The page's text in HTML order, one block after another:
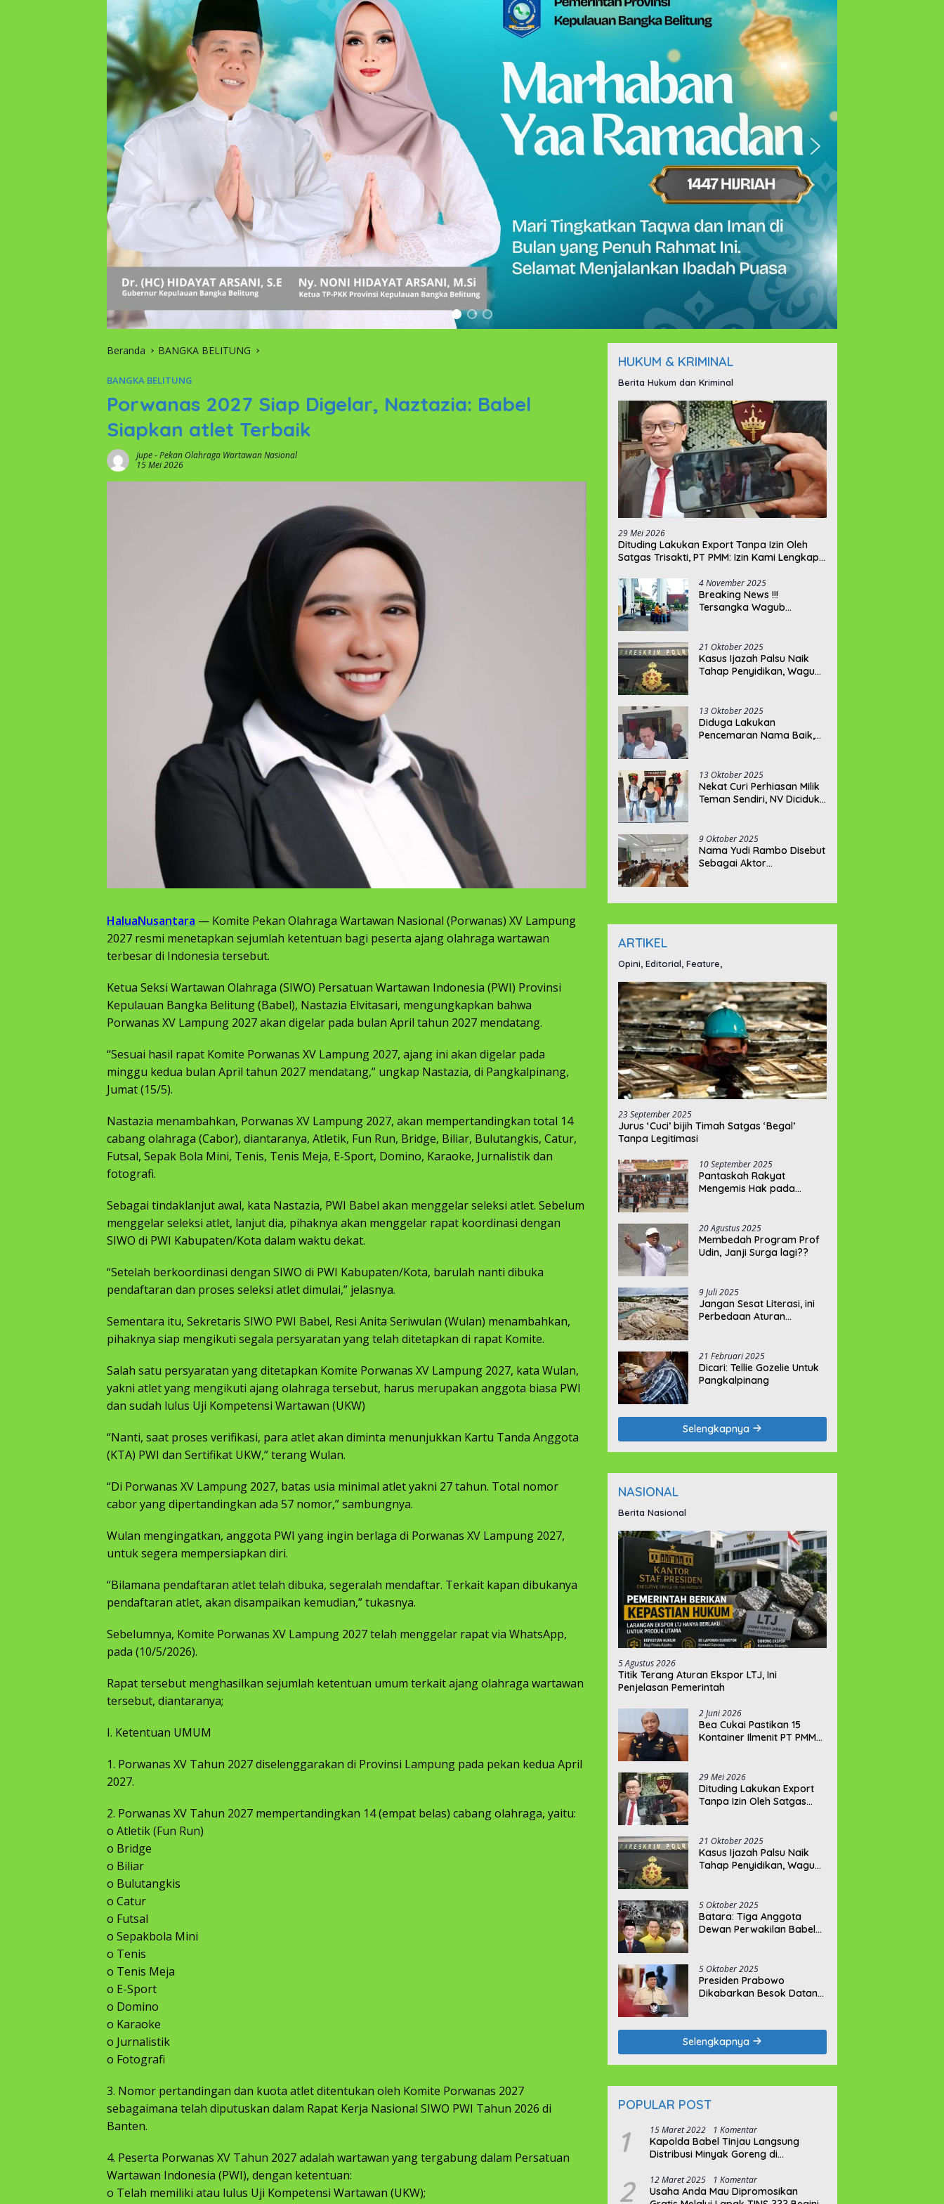
Beranda BANGKA BELITUNG
BANGKA BELITUNG
Porwanas 2027 Siap Digelar, Naztazia: Babel
Siapkan atlet Terbaik
Jupe-Pekan Olahraga Wartawan Nasional
15 Mei 2026
HaluaNusantara — Komite Pekan Olahraga Wartawan Nasional (Porwanas) XV Lampung
2027 resmi menetapkan sejumlah ketentuan bagi peserta ajang olahraga wartawan
terbesar di Indonesia tersebut.
Ketua Seksi Wartawan Olahraga (SIWO) Persatuan Wartawan Indonesia (PWI) Provinsi
Kepulauan Bangka Belitung (Babel), Nastazia Elvitasari, mengungkapkan bahwa
Porwanas XV Lampung 2027 akan digelar pada bulan April tahun 2027 mendatang.
“Sesuai hasil rapat Komite Porwanas XV Lampung 2027, ajang ini akan digelar pada
minggu kedua bulan April tahun 2027 mendatang,” ungkap Nastazia, di Pangkalpinang,
Jumat (15/5).
Nastazia menambahkan, Porwanas XV Lampung 2027, akan mempertandingkan total 14
cabang olahraga (Cabor), diantaranya, Atletik, Fun Run, Bridge, Biliar, Bulutangkis, Catur,
Futsal, Sepak Bola Mini, Tenis, Tenis Meja, E-Sport, Domino, Karaoke, Jurnalistik dan
fotografi.
Sebagai tindaklanjut awal, kata Nastazia, PWI Babel akan menggelar seleksi atlet. Sebelum
menggelar seleksi atlet, lanjut dia, pihaknya akan menggelar rapat koordinasi dengan
SIWO di PWI Kabupaten/Kota dalam waktu dekat.
“Setelah berkoordinasi dengan SIWO di PWI Kabupaten/Kota, barulah nanti dibuka
pendaftaran dan proses seleksi atlet dimulai,” jelasnya.
Sementara itu, Sekretaris SIWO PWI Babel, Resi Anita Seriwulan (Wulan) menambahkan,
pihaknya siap mengikuti segala persyaratan yang telah ditetapkan di rapat Komite.
Salah satu persyaratan yang ditetapkan Komite Porwanas XV Lampung 2027, kata Wulan,
yakni atlet yang mengikuti ajang olahraga tersebut, harus merupakan anggota biasa PWI
dan sudah lulus Uji Kompetensi Wartawan (UKW)
“Nanti, saat proses verifikasi, para atlet akan diminta menunjukkan Kartu Tanda Anggota
(KTA) PWI dan Sertifikat UKW,” terang Wulan.
“Di Porwanas XV Lampung 2027, batas usia minimal atlet yakni 27 tahun. Total nomor
cabor yang dipertandingkan ada 57 nomor,” sambungnya.
Wulan mengingatkan, anggota PWI yang ingin berlaga di Porwanas XV Lampung 2027,
untuk segera mempersiapkan diri.
“Bilamana pendaftaran atlet telah dibuka, segeralah mendaftar. Terkait kapan dibukanya
pendaftaran atlet, akan disampaikan kemudian,” tukasnya.
Sebelumnya, Komite Porwanas XV Lampung 2027 telah menggelar rapat via WhatsApp,
pada (10/5/2026).
Rapat tersebut menghasilkan sejumlah ketentuan umum terkait ajang olahraga wartawan
tersebut, diantaranya;
I. Ketentuan UMUM
1. Porwanas XV Tahun 2027 diselenggarakan di Provinsi Lampung pada pekan kedua April
2027.
2. Porwanas XV Tahun 2027 mempertandingkan 14 (empat belas) cabang olahraga, yaitu:
o Atletik (Fun Run)
o Bridge
o Biliar
o Bulutangkis
o Catur
o Futsal
o Sepakbola Mini
o Tenis
o Tenis Meja
o E-Sport
o Domino
o Karaoke
o Jurnalistik
o Fotografi
3. Nomor pertandingan dan kuota atlet ditentukan oleh Komite Porwanas 2027
sebagaimana telah diputuskan dalam Rapat Kerja Nasional SIWO PWI Tahun 2026 di
Banten.
4. Peserta Porwanas XV Tahun 2027 adalah wartawan yang tergabung dalam Persatuan
Wartawan Indonesia (PWI), dengan ketentuan:
o Telah memiliki atau lulus Uji Kompetensi Wartawan (UKW);
HUKUM & KRIMINAL
Berita Hukum dan Kriminal
29 Mei 2026
‎Dituding Lakukan Export Tanpa Izin Oleh
Satgas Trisakti, PT PMM: Izin Kami Lengkap
4 November 2025
Breaking News !!!
Tersangka Wagub
P21???
21 Oktober 2025
Kasus Ijazah Palsu Naik
Tahap Penyidikan, Wagub
13 Oktober 2025
Diduga Lakukan
Pencemaran Nama Baik,
13 Oktober 2025
Nekat Curi Perhiasan Milik
Teman Sendiri, NV Diciduk
9 Oktober 2025
Nama Yudi Rambo Disebut
Sebagai Aktor
ARTIKEL
Opini, Editorial, Feature,
23 September 2025
Jurus ‘Cuci’ bijih Timah Satgas ‘Begal’
Tanpa Legitimasi
10 September 2025
Pantaskah Rakyat
Mengemis Hak pada
20 Agustus 2025
Membedah Program Prof
Udin, Janji Surga lagi??
9 Juli 2025
Jangan Sesat Literasi, ini
Perbedaan Aturan
21 Februari 2025
Dicari: Tellie Gozelie Untuk
Pangkalpinang
Selengkapnya
NASIONAL
Berita Nasional
5 Agustus 2026
Titik Terang Aturan Ekspor LTJ, Ini
Penjelasan Pemerintah
2 Juni 2026
‎Bea Cukai Pastikan 15
Kontainer Ilmenit PT PMM
29 Mei 2026
‎Dituding Lakukan Export
Tanpa Izin Oleh Satgas
21 Oktober 2025
Kasus Ijazah Palsu Naik
Tahap Penyidikan, Wagub
5 Oktober 2025
Batara: Tiga Anggota
Dewan Perwakilan Babel
5 Oktober 2025
Presiden Prabowo
Dikabarkan Besok Datang
Selengkapnya
POPULAR POST
1 15 Maret 2022 1 Komentar
Kapolda Babel Tinjau Langsung
Distribusi Minyak Goreng di
2 12 Maret 2025 1 Komentar
Usaha Anda Mau Dipromosikan